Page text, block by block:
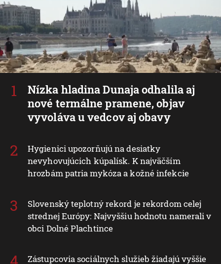
Nízka hladina Dunaja odhalila aj
nové termálne pramene, objav
vyvoláva u vedcov aj obavy
Hygienici upozorňujú na desiatky
nevyhovujúcich kúpalísk. K najväčším
hrozbám patria mykóza a kožné infekcie
Slovenský teplotný rekord je rekordom celej
strednej Európy: Najvyššiu hodnotu namerali v
obci Dolné Plachtince
Zástupcovia sociálnych služieb žiadajú vyššie